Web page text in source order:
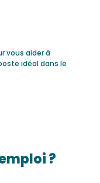
vous aider à
idéal dans le
?